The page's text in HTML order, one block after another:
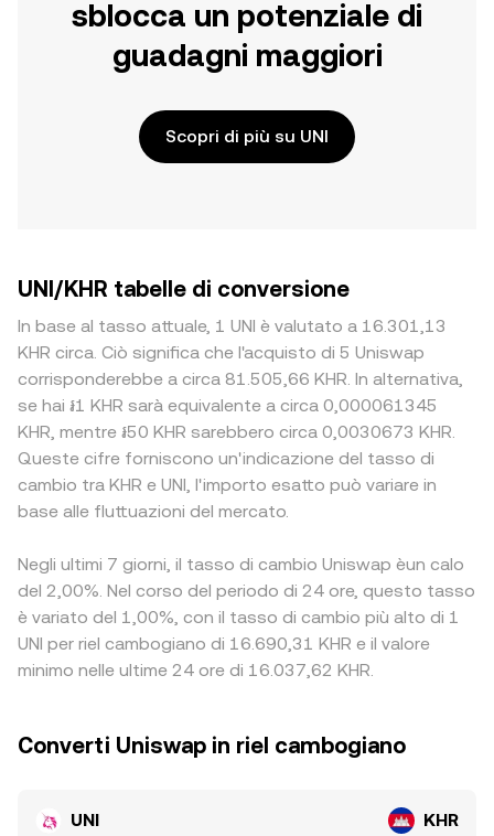
sblocca un potenziale di
guadagni maggiori
Scopri di più su UNI
UNI/KHR tabelle di conversione
In base al tasso attuale, 1 UNI è valutato a 16.301,13
KHR circa. Ciò significa che l'acquisto di 5 Uniswap
corrisponderebbe a circa 81.505,66 KHR. In alternativa,
se hai ៛1 KHR sarà equivalente a circa 0,000061345
KHR, mentre ៛50 KHR sarebbero circa 0,0030673 KHR.
Queste cifre forniscono un'indicazione del tasso di
cambio tra KHR e UNI, l'importo esatto può variare in
base alle fluttuazioni del mercato.
Negli ultimi 7 giorni, il tasso di cambio Uniswap èun calo
del 2,00%. Nel corso del periodo di 24 ore, questo tasso
è variato del 1,00%, con il tasso di cambio più alto di 1
UNI per riel cambogiano di 16.690,31 KHR e il valore
minimo nelle ultime 24 ore di 16.037,62 KHR.
Converti Uniswap in riel cambogiano
UNI KHR